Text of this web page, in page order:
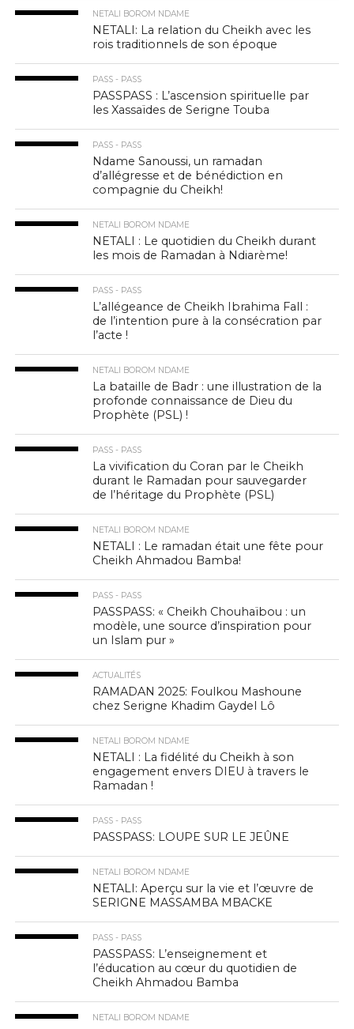
NETALI BOROM NDAME
NETALI: La relation du Cheikh avec les
rois traditionnels de son époque
PASS - PASS
PASSPASS : L’ascension spirituelle par
les Xassaïdes de Serigne Touba
PASS - PASS
Ndame Sanoussi, un ramadan
d’allégresse et de bénédiction en
compagnie du Cheikh!
NETALI BOROM NDAME
NETALI : Le quotidien du Cheikh durant
les mois de Ramadan à Ndiarème!
PASS - PASS
L’allégeance de Cheikh Ibrahima Fall :
de l’intention pure à la consécration par
l’acte !
NETALI BOROM NDAME
La bataille de Badr : une illustration de la
profonde connaissance de Dieu du
Prophète (PSL) !
PASS - PASS
La vivification du Coran par le Cheikh
durant le Ramadan pour sauvegarder
de l’héritage du Prophète (PSL)
NETALI BOROM NDAME
NETALI : Le ramadan était une fête pour
Cheikh Ahmadou Bamba!
PASS - PASS
PASSPASS: « Cheikh Chouhaïbou : un
modèle, une source d’inspiration pour
un Islam pur »
ACTUALITÉS
RAMADAN 2025: Foulkou Mashoune
chez Serigne Khadim Gaydel Lô
NETALI BOROM NDAME
NETALI : La fidélité du Cheikh à son
engagement envers DIEU à travers le
Ramadan !
PASS - PASS
PASSPASS: LOUPE SUR LE JEÛNE
NETALI BOROM NDAME
NETALI: Aperçu sur la vie et l’œuvre de
SERIGNE MASSAMBA MBACKE
PASS - PASS
PASSPASS: L’enseignement et
l’éducation au cœur du quotidien de
Cheikh Ahmadou Bamba
NETALI BOROM NDAME